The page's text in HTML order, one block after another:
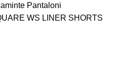
Pantaloni
WS LINER SHORTS